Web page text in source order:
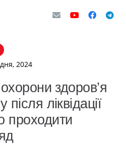
2024
здоров’я
ліквідації
проходити